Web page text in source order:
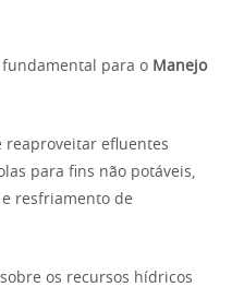
fundamental para o Manejo
reaproveitar efluentes
para fins não potáveis,
resfriamento de
os recursos hídricos